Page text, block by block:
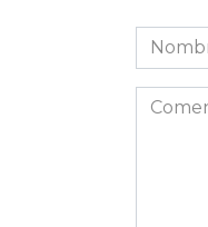
Nombre